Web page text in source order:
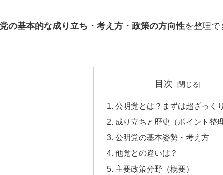
の基本的な成り立ち・考え方・政策の方向性を整理で
目次
公明党とは？まずは超ざっくり
成り立ちと歴史（ポイント整理
公明党の基本姿勢・考え方
他党との違いは？
主要政策分野（概要）